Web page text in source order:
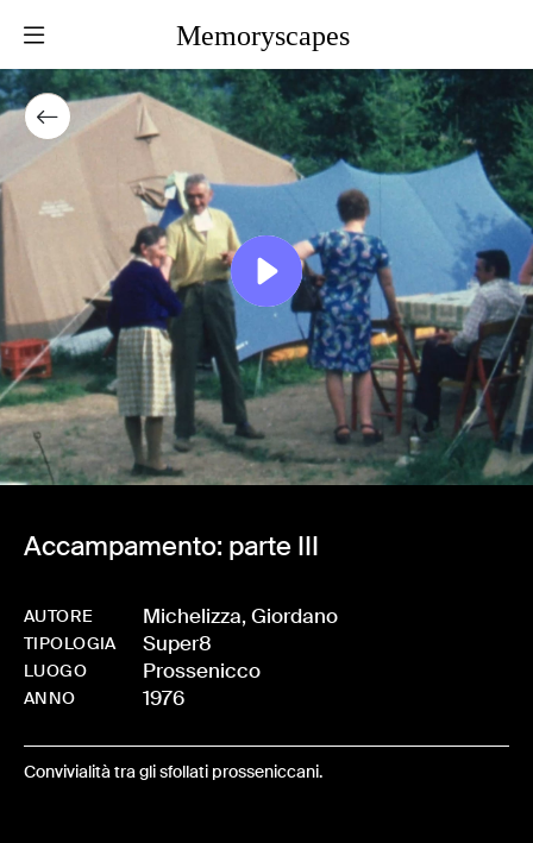
Memoryscapes
Accampamento: parte III
AUTORE Michelizza, Giordano
TIPOLOGIA Super8
LUOGO Prossenicco
ANNO 1976
Convivialità tra gli sfollati prosseniccani.